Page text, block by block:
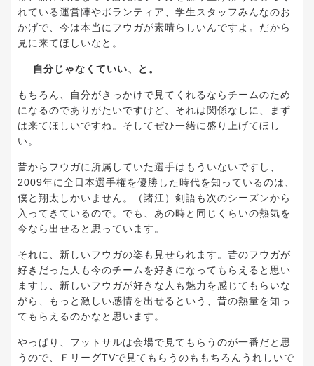
れている運営陣やボランティア、学生スタッフみんなのお
かげで、今は本当にフウガが素晴らしいんですよ。だから
見に来てほしいなと。
──自分じゃなくていい、と。
もちろん、自分がきっかけで見てくれるならチームのため
になるのでありがたいですけど、それは関係なしに、まず
は来てほしいですね。そしてぜひ一緒に盛り上げてほし
い。
昔からフウガに所属していた選手はもういないですし、
2009年に全日本選手権を優勝した時代を知っているのは、
僕と翔太しかいません。（諸江）剣語も次のシーズンから
入ってきているので。でも、あの時と同じくらいの熱気を
今なら出せると思っています。
それに、新しいフウガの姿も見せられます。昔のフウガが
好きだった人も今のチームを好きになってもらえると思い
ますし、新しいフウガが好きな人も魅力を感じてもらいな
がら、もっと激しい感情を出せるという、昔の熱量を知っ
てもらえるのかなと思います。
やっぱり、フットサルは会場で見てもらうのが一番だと思
うので、ＦリーグTVで見てもらうのももちろんうれしいで